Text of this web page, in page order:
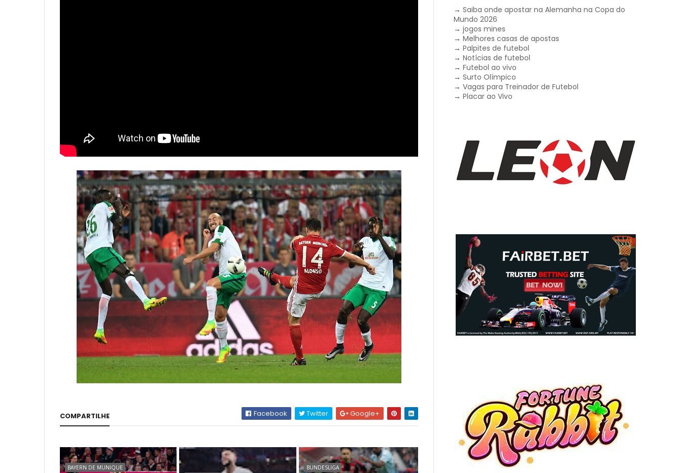
COMPARTILHE Facebook Twitter Google+
BAYERN DE MUNIQUE BUNDESLIGA
→Saiba onde apostar na Alemanha na Copa do
Mundo 2026
→jogos mines
→Melhores casas de apostas
→Palpites de futebol
→Notícias de futebol
→Futebol ao vivo
→Surto Olímpico
→Vagas para Treinador de Futebol
→Placar ao Vivo